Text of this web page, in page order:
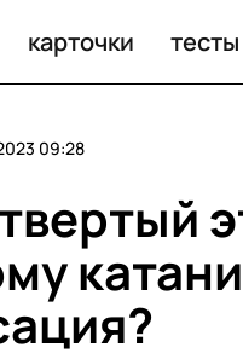
карточки тесты
09:28